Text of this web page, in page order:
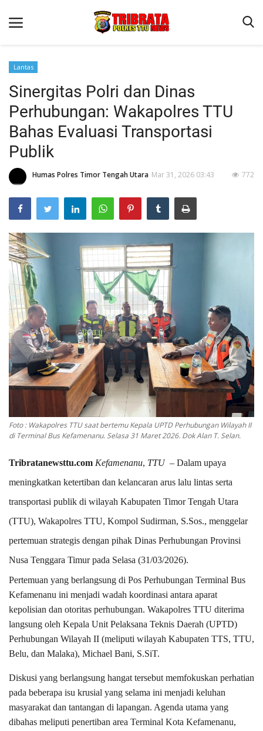
Beranda
Terms & Conditions
Reskrim
Binkam
Lantas
OPINI
Lantas
Sinergitas Polri dan Dinas
Perhubungan: Wakapolres TTU
Bahas Evaluasi Transportasi
Publik
Humas Polres Timor Tengah Utara Mar 31, 2026 03:43 772
Foto : Wakapolres TTU saat bertemu Kepala UPTD Perhubungan Wilayah II
di Terminal Bus Kefamenanu. Selasa 31 Maret 2026. Dok Alan T. Selan.
Tribratanewsttu.com Kefamenanu, TTU – Dalam upaya
meningkatkan ketertiban dan kelancaran arus lalu lintas serta
transportasi publik di wilayah Kabupaten Timor Tengah Utara
(TTU), Wakapolres TTU, Kompol Sudirman, S.Sos., menggelar
pertemuan strategis dengan pihak Dinas Perhubungan Provinsi
Nusa Tenggara Timur pada Selasa (31/03/2026).
Pertemuan yang berlangsung di Pos Perhubungan Terminal Bus
Kefamenanu ini menjadi wadah koordinasi antara aparat
kepolisian dan otoritas perhubungan. Wakapolres TTU diterima
langsung oleh Kepala Unit Pelaksana Teknis Daerah (UPTD)
Perhubungan Wilayah II (meliputi wilayah Kabupaten TTS, TTU,
Belu, dan Malaka), Michael Bani, S.SiT.
Diskusi yang berlangsung hangat tersebut memfokuskan perhatian
pada beberapa isu krusial yang selama ini menjadi keluhan
masyarakat dan tantangan di lapangan. Agenda utama yang
dibahas meliputi penertiban area Terminal Kota Kefamenanu,